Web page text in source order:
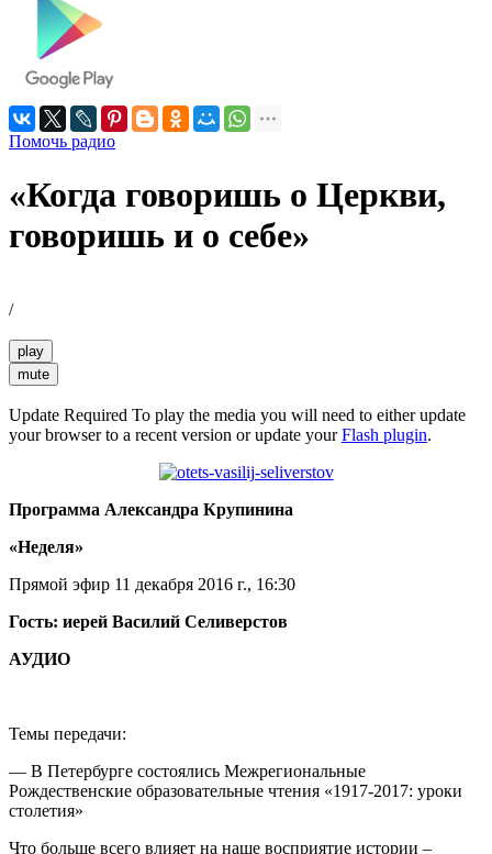
Помочь радио
«Когда говоришь о Церкви,
говоришь и о себе»
/
play
mute
Update Required To play the media you will need to either update
your browser to a recent version or update yourFlash plugin.
Программа Александра Крупинина
«Неделя»
Прямой эфир 11 декабря 2016 г., 16:30
Гость: иерей Василий Селиверстов
АУДИО
Темы передачи:
— В Петербурге состоялись Межрегиональные
Рождественские образовательные чтения «1917-2017: уроки
столетия»
Что больше всего влияет на наше восприятие истории –